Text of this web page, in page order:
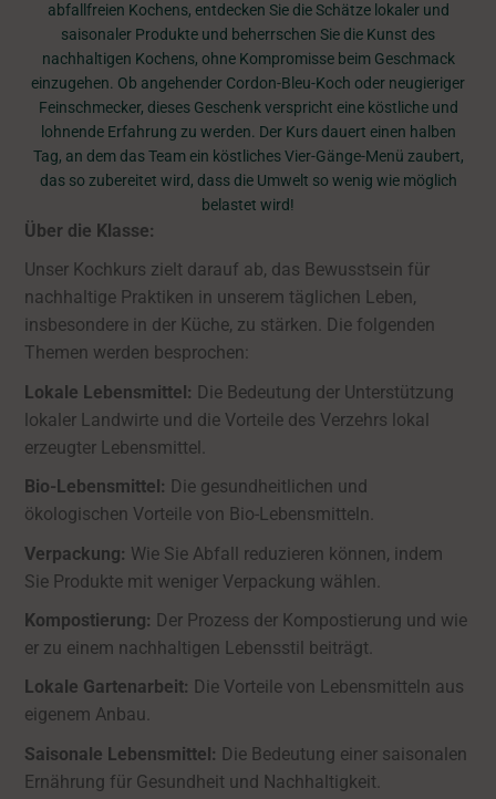
abfallfreien Kochens, entdecken Sie die Schätze lokaler und
saisonaler Produkte und beherrschen Sie die Kunst des
nachhaltigen Kochens, ohne Kompromisse beim Geschmack
einzugehen. Ob angehender Cordon-Bleu-Koch oder neugieriger
Feinschmecker, dieses Geschenk verspricht eine köstliche und
lohnende Erfahrung zu werden. Der Kurs dauert einen halben
Tag, an dem das Team ein köstliches Vier-Gänge-Menü zaubert,
das so zubereitet wird, dass die Umwelt so wenig wie möglich
belastet wird!
Über die Klasse:
Unser Kochkurs zielt darauf ab, das Bewusstsein für
nachhaltige Praktiken in unserem täglichen Leben,
insbesondere in der Küche, zu stärken. Die folgenden
Themen werden besprochen:
Lokale Lebensmittel: Die Bedeutung der Unterstützung
lokaler Landwirte und die Vorteile des Verzehrs lokal
erzeugter Lebensmittel.
Bio-Lebensmittel: Die gesundheitlichen und
ökologischen Vorteile von Bio-Lebensmitteln.
Verpackung: Wie Sie Abfall reduzieren können, indem
Sie Produkte mit weniger Verpackung wählen.
Kompostierung: Der Prozess der Kompostierung und wie
er zu einem nachhaltigen Lebensstil beiträgt.
Lokale Gartenarbeit: Die Vorteile von Lebensmitteln aus
eigenem Anbau.
Saisonale Lebensmittel: Die Bedeutung einer saisonalen
Ernährung für Gesundheit und Nachhaltigkeit.